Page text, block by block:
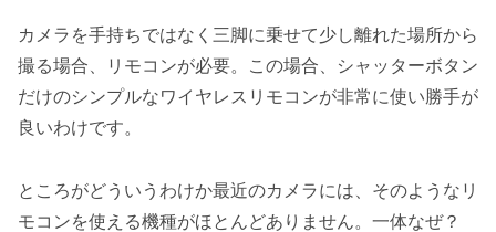
カメラを手持ちではなく三脚に乗せて少し離れた場所から
撮る場合、リモコンが必要。この場合、シャッターボタン
だけのシンプルなワイヤレスリモコンが非常に使い勝手が
良いわけです。
ところがどういうわけか最近のカメラには、そのようなリ
モコンを使える機種がほとんどありません。一体なぜ？